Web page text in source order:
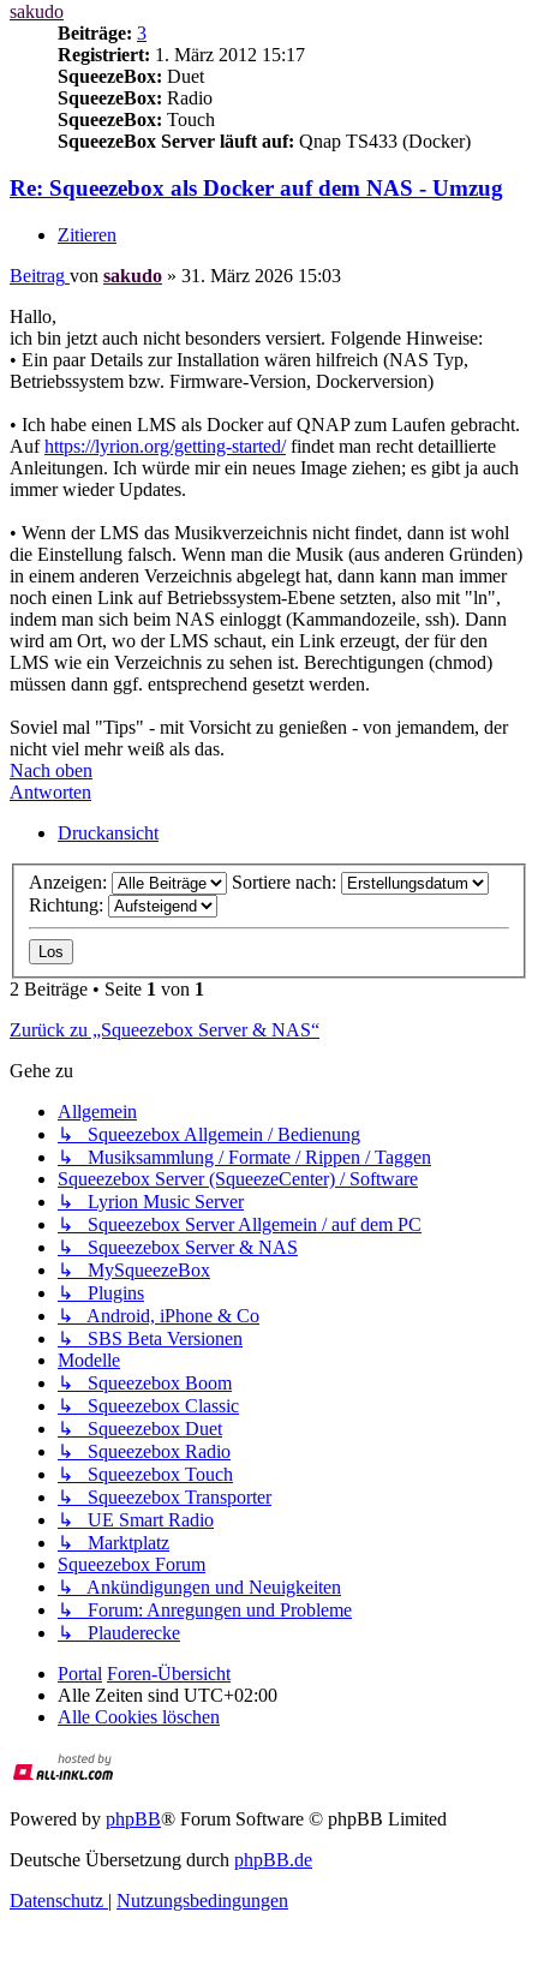
sakudo
Beiträge: 3
Registriert: 1. März 2012 15:17
SqueezeBox: Duet
SqueezeBox: Radio
SqueezeBox: Touch
SqueezeBox Server läuft auf: Qnap TS433 (Docker)
Re: Squeezebox als Docker auf dem NAS - Umzug
Zitieren
Beitrag von sakudo » 31. März 2026 15:03
Hallo,
ich bin jetzt auch nicht besonders versiert. Folgende Hinweise:
• Ein paar Details zur Installation wären hilfreich (NAS Typ,
Betriebssystem bzw. Firmware-Version, Dockerversion)
• Ich habe einen LMS als Docker auf QNAP zum Laufen gebracht.
Aufhttps://lyrion.org/getting-started/findet man recht detaillierte
Anleitungen. Ich würde mir ein neues Image ziehen; es gibt ja auch
immer wieder Updates.
• Wenn der LMS das Musikverzeichnis nicht findet, dann ist wohl
die Einstellung falsch. Wenn man die Musik (aus anderen Gründen)
in einem anderen Verzeichnis abgelegt hat, dann kann man immer
noch einen Link auf Betriebssystem-Ebene setzten, also mit "ln",
indem man sich beim NAS einloggt (Kammandozeile, ssh). Dann
wird am Ort, wo der LMS schaut, ein Link erzeugt, der für den
LMS wie ein Verzeichnis zu sehen ist. Berechtigungen (chmod)
müssen dann ggf. entsprechend gesetzt werden.
Soviel mal "Tips" - mit Vorsicht zu genießen - von jemandem, der
nicht viel mehr weiß als das.
Nach oben
Antworten
Druckansicht
Anzeigen:
Sortiere nach:
Richtung:
2 Beiträge • Seite 1 von 1
Zurück zu „Squeezebox Server & NAS“
Gehe zu
Allgemein
↳ Squeezebox Allgemein / Bedienung
↳ Musiksammlung / Formate / Rippen / Taggen
Squeezebox Server (SqueezeCenter) / Software
↳ Lyrion Music Server
↳ Squeezebox Server Allgemein / auf dem PC
↳ Squeezebox Server & NAS
↳ MySqueezeBox
↳ Plugins
↳ Android, iPhone & Co
↳ SBS Beta Versionen
Modelle
↳ Squeezebox Boom
↳ Squeezebox Classic
↳ Squeezebox Duet
↳ Squeezebox Radio
↳ Squeezebox Touch
↳ Squeezebox Transporter
↳ UE Smart Radio
↳ Marktplatz
Squeezebox Forum
↳ Ankündigungen und Neuigkeiten
↳ Forum: Anregungen und Probleme
↳ Plauderecke
Portal Foren-Übersicht
Alle Zeiten sind UTC+02:00
Alle Cookies löschen
Powered by phpBB® Forum Software © phpBB Limited
Deutsche Übersetzung durch phpBB.de
Datenschutz
Nutzungsbedingungen